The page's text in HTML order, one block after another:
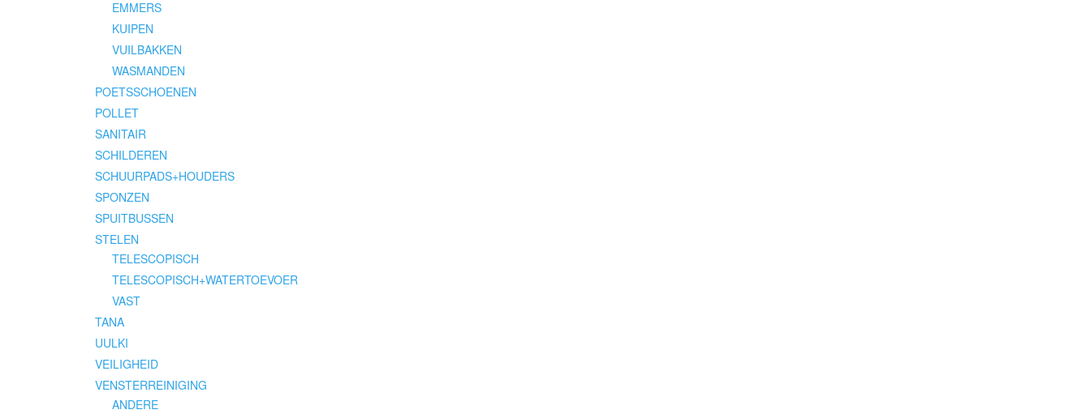
EMMERS
KUIPEN
VUILBAKKEN
WASMANDEN
POETSSCHOENEN
POLLET
SANITAIR
SCHILDEREN
SCHUURPADS+HOUDERS
SPONZEN
SPUITBUSSEN
STELEN
TELESCOPISCH
TELESCOPISCH+WATERTOEVOER
VAST
TANA
UULKI
VEILIGHEID
VENSTERREINIGING
ANDERE